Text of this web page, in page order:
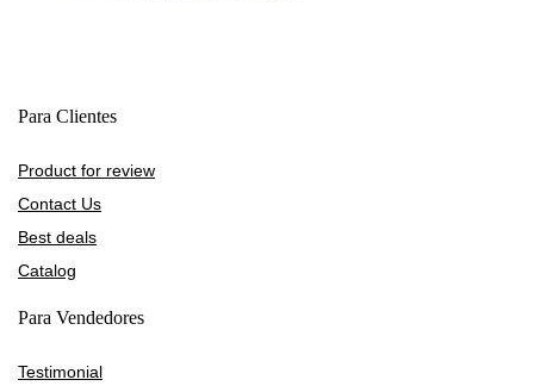
Para Clientes
Product for review
Contact Us
Best deals
Catalog
Para Vendedores
Testimonial